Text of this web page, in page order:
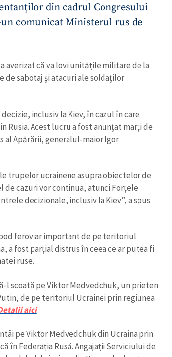
din cadrul Congresului
comunicat Ministerul rus de
averizat că va lovi unitățile militare de la
de sabotaj și atacuri ale soldaților
inclusiv la Kiev, în cazul în care
Rusia. Acest lucru a fost anunțat marți de
Apărării, generalul-maior Igor
trupelor ucrainene asupra obiectelor de
de cazuri vor continua, atunci Forțele
decizionale, inclusiv la Kiev”, a spus
feroviar important de pe teritoriul
a fost parțial distrus în ceea ce ar putea fi
ruse.
l scoată pe Viktor Medvedchuk, un prieten
de pe teritoriul Ucrainei prin regiunea
aici
pe Viktor Medvedchuk din Ucraina prin
în Federația Rusă. Angajații Serviciului de